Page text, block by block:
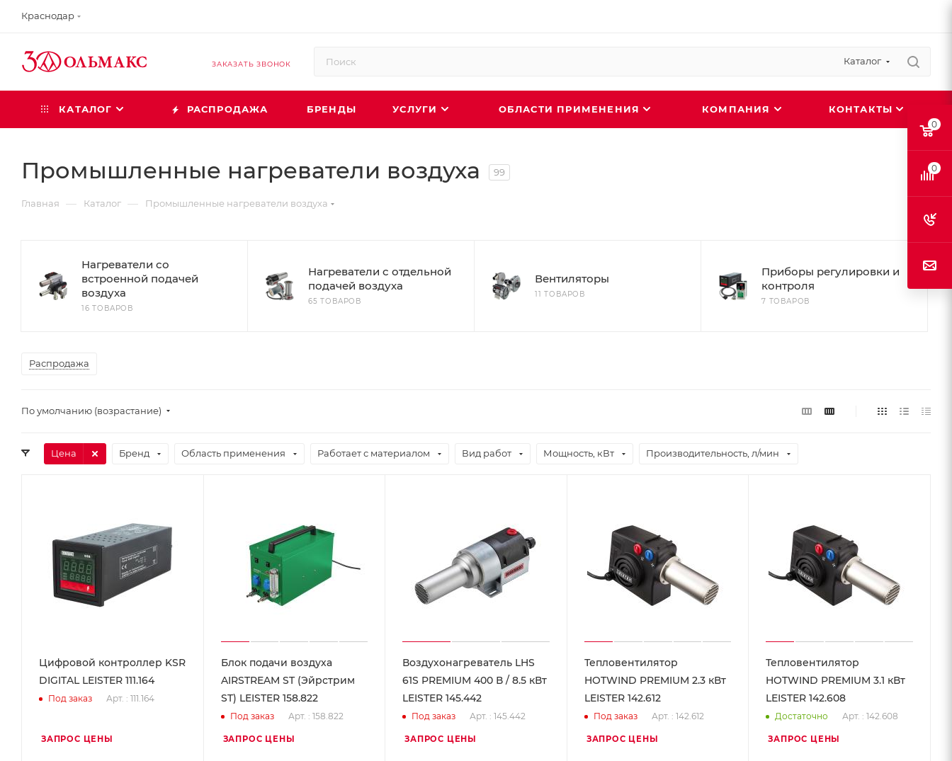
Краснодар
ЗАКАЗАТЬ ЗВОНОК Каталог
КАТАЛОГ РАСПРОДАЖА БРЕНДЫ УСЛУГИ ОБЛАСТИ ПРИМЕНЕНИЯ КОМПАНИЯ КОНТАКТЫ
Промышленные нагреватели воздуха 99
Главная — Каталог — Промышленные нагреватели воздуха
Нагреватели со
встроенной подачей
воздуха
16 ТОВАРОВ
Нагреватели с отдельной
подачей воздуха
65 ТОВАРОВ
Вентиляторы
11 ТОВАРОВ
Приборы регулировки и
контроля
7 ТОВАРОВ
Распродажа
По умолчанию (возрастание)
Цена Бренд Область применения Работает с материалом Вид работ Мощность, кВт Производительность, л/мин
Цифровой контроллер KSR
DIGITAL LEISTER 111.164
Под заказ Арт. : 111.164
ЗАПРОС ЦЕНЫ
Блок подачи воздуха
AIRSTREAM ST (Эйрстрим
ST) LEISTER 158.822
Под заказ Арт. : 158.822
ЗАПРОС ЦЕНЫ
Воздухонагреватель LHS
61S PREMIUM 400 В / 8.5 кВт
LEISTER 145.442
Под заказ Арт. : 145.442
ЗАПРОС ЦЕНЫ
Тепловентилятор
HOTWIND PREMIUM 2.3 кВт
LEISTER 142.612
Под заказ Арт. : 142.612
ЗАПРОС ЦЕНЫ
Тепловентилятор
HOTWIND PREMIUM 3.1 кВт
LEISTER 142.608
Достаточно Арт. : 142.608
ЗАПРОС ЦЕНЫ
0
0